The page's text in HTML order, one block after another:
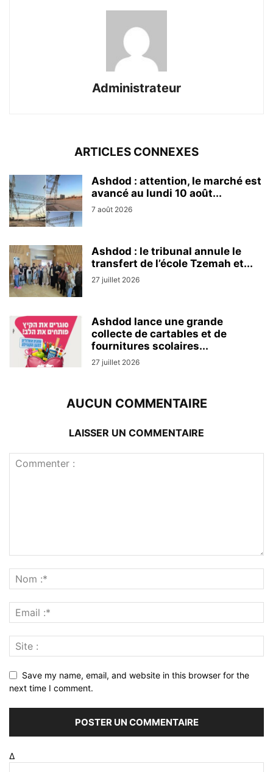
Administrateur
ARTICLES CONNEXES
Ashdod : attention, le marché est
avancé au lundi 10 août...
7 août 2026
Ashdod : le tribunal annule le
transfert de l’école Tzemah et...
27 juillet 2026
Ashdod lance une grande
collecte de cartables et de
fournitures scolaires...
27 juillet 2026
AUCUN COMMENTAIRE
LAISSER UN COMMENTAIRE
Save my name, email, and website in this browser for the
next time I comment.
Δ